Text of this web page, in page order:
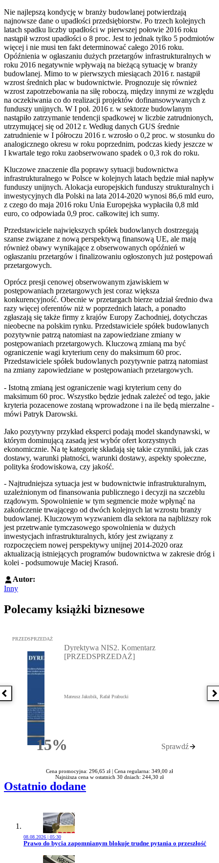
Nie najlepszą kondycję w branży budowlanej potwierdzają
najnowsze dane o upadłości przedsiębiorstw. Po trzech kolejnych
latach spadku liczby upadłości w pierwszej połowie 2016 roku
nastąpił wzrost upadłości o 8 proc. Jest to jednak tylko 5 podmiotów
więcej i nie musi ten fakt determinować całego 2016 roku.
Opóźnienia w ogłaszaniu dużych przetargów infrastrukturalnych w
roku 2016 negatywnie wpływają na bieżącą sytuację w branży
budowlanej. Mimo to w pierwszych miesiącach 2016 r. nastąpił
wzrost średnich płac w budownictwie. Prognozuje się również
wzrost zapotrzebowania na siłę roboczą, między innymi ze względu
na oczekiwania co do realizacji projektów dofinansowywanych z
funduszy unijnych. W I poł. 2016 r. w sektorze budowlanym
nastąpiło zatrzymanie tendencji spadkowej w liczbie zatrudnionych,
utrzymującej się od 2012 r. Według danych GUS średnie
zatrudnienie w I półroczu 2016 r. wzrosło o 0,2 proc. w stosunku do
analogicznego okresu w roku poprzednim, podczas kiedy jeszcze w
I kwartale tego roku zaobserwowano spadek o 0,3 rok do roku.
Kluczowe znaczenie dla poprawy sytuacji budownictwa
infrastrukturalnego w Polsce w kolejnych latach będzie miał napływ
funduszy unijnych. Alokacja europejskich funduszy strukturalnych i
inwestycyjnych dla Polski na lata 2014-2020 wynosi 86,6 mld euro,
z czego do maja 2016 roku Unia Europejska wypłaciła 0,8 mld
euro, co odpowiada 0,9 proc. całkowitej ich sumy.
Przedstawiciele największych spółek budowlanych dostrzegają
szanse związane z nową perspektywą finansową UE, ale mają
również obawy wynikające z obserwowanych opóźnień w
ogłaszaniu przetargów i finalizowaniu ogłoszonych już postępowań
przetargowych.
Oprócz presji cenowej obserwowanym zjawiskiem w
postępowaniach przetargowych jest coraz większa
konkurencyjność. Obecnie w przetargach bierze udział średnio dwa
razy więcej oferentów niż w poprzednich latach, a ponadto
zgłaszają się także firmy z krajów Europy Zachodniej, dotychczas
nieobecne na polskim rynku. Przedstawiciele spółek budowlanych
pozytywnie patrzą natomiast na zapowiedziane zmiany w
postępowaniach przetargowych. Kluczową zmianą ma być
ograniczenie wagi kryterium ceny do maksimum 60 proc.
Przedstawiciele spółek budowlanych pozytywnie patrzą natomiast
na zmiany zapowiedziane w postępowaniach przetargowych.
- Istotną zmianą jest ograniczenie wagi kryterium ceny do
maksimum 60 proc. Wszystko będzie jednak zależeć od tego, jakie
kryteria pozacenowe zostaną wprowadzone i na ile będą mierzalne -
mówi Patryk Darowski.
Jako pozytywny przykład eksperci podają model skandynawski, w
którym dominującą zasadą jest wybór ofert korzystnych
ekonomicznie. Na tę kategorię składają się takie czynniki, jak czas
dostawy, warunki płatności, warunki dostawy, aspekty społeczne,
polityka środowiskowa, czy jakość.
- Najtrudniejsza sytuacja jest w budownictwie infrastrukturalnym,
uzależnionym od finansowania publicznego i decyzji na szczeblu
rządowym. Spowolnienie w tym segmencie może wpłynąć na
zakończenie trwającego od dwóch kolejnych lat wzrostu branży
budowlanej. Kluczowym wyzwaniem dla sektora na najbliższy rok
jest przetrwanie tymczasowego spowolnienia w dużych
inwestycjach infrastrukturalnych, który jest związany z
rozpoczęciem nowej perspektywy unijnej 2014-2020 oraz
aktualizacją istniejących programów budownictwa w zakresie dróg i
kolei - podsumowuje Maciej Krasoń.
Autor:
Inny
Polecamy książki biznesowe
Poprzednia książka
Przejdź do: Dyrektywa NIS2. Komentarz [PRZEDSPRZEDAŻ],
PRZEDSPRZEDAŻ
15%Rabatu
Dyrektywa NIS2. Komentarz
[PRZEDSPRZEDAŻ]
Mateusz Jakubik, Rafał Prabucki
Sprawdź
Cena promocyjna: 296,65 zł | Cena regularna: 349,00 zł
Najniższa cena w ostatnich 30 dniach: 244,30 zł
Ostatnio dodane
08.08.2026 | 05:30
Przejdź do artykułu:
Prawo do bycia zapomnianym blokuje trudne pytania o przeszłość